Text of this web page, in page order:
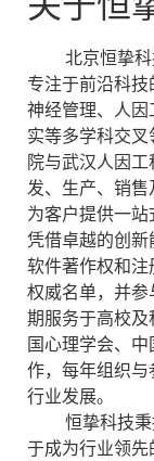
北京恒挚科技
专注于前沿科技
神经管理、人
实等多学科交
院与武汉人因
发、生产、销售
为客户提供一站
凭借卓越的创新
软件著作权和
权威名单，并
期服务于高校
国心理学会、
作，每年组织
行业发展。
恒挚科技秉持
于成为行业领